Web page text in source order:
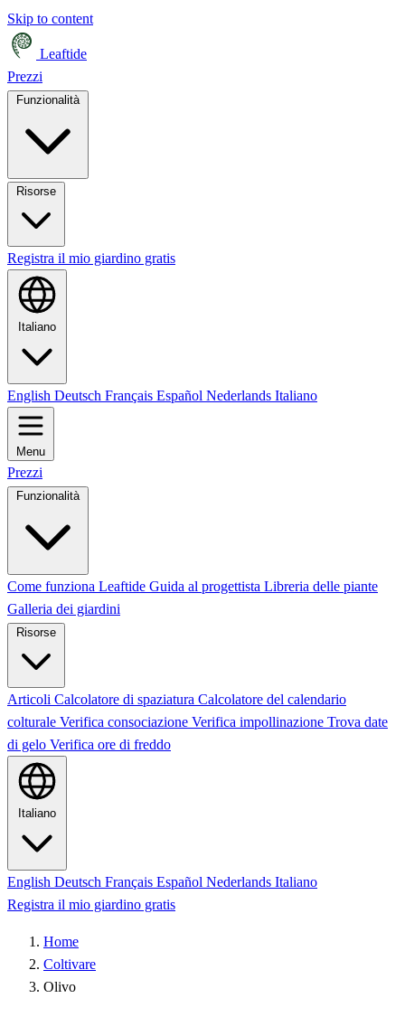
Skip to content
Leaftide
Prezzi
Funzionalità
Registra il mio giardino gratis
Italiano
English Deutsch Français Español Nederlands Italiano
Menu
Prezzi
Funzionalità
Come funziona Leaftide Guida al progettista Libreria delle piante
Galleria dei giardini
Risorse
Articoli Calcolatore di spaziatura Calcolatore del calendario
colturale Verifica consociazione Verifica impollinazione Trova date
di gelo Verifica ore di freddo
Italiano
English Deutsch Français Español Nederlands Italiano
Registra il mio giardino gratis
Home
Coltivare
Olivo